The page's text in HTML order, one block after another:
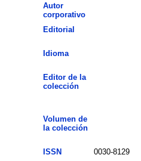
Autor
corporativo
Editorial
Idioma
Editor de la
colección
Volumen de
la colección
ISSN
0030-8129